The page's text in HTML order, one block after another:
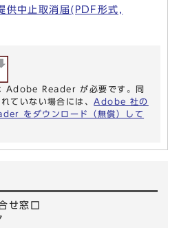
供中止取消届(PDF形式,
Adobe Reader が必要です。同
ていない場合には、 Adobe 社の
をダウンロード（無償）して
せ窓口